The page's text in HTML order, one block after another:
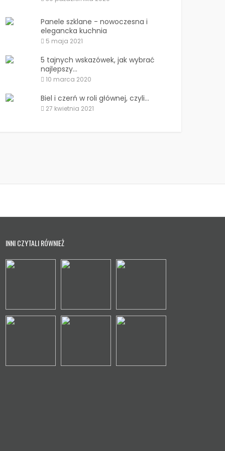
Panele szklane - nowoczesna i
elegancka kuchnia
5 maja 2021
5 tajnych wskazówek, jak wybrać
najlepszy...
10 marca 2020
Biel i czerń w roli głównej, czyli...
27 kwietnia 2021
INNI CZYTALI RÓWNIEŻ